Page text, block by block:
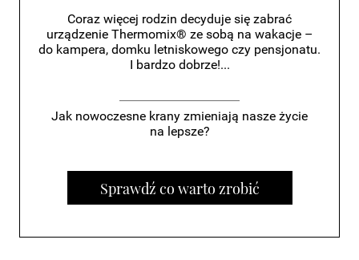
Coraz więcej rodzin decyduje się zabrać
urządzenie Thermomix® ze sobą na wakacje –
do kampera, domku letniskowego czy pensjonatu.
I bardzo dobrze!...
Jak nowoczesne krany zmieniają nasze życie
na lepsze?
Sprawdź co warto zrobić